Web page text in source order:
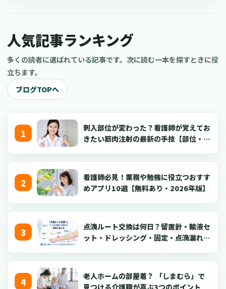
かせるかもしれません 。今回は、喀痰吸引等研修の指導教員にな
人気記事ランキング
多くの読者に選ばれている記事です。次に読む一本を探すときに役
立ちます。
ブログTOPへ
刺入部位が変わった？看護師が覚えてお
きたい筋肉注射の最新の手技【部位・
看護師必見！業務や勉強に役立つおすす
めアプリ10選【無料あり・2026年版】
点滴ルート交換は何日？留置針・輸液セ
ット・ドレッシング・固定・点滴漏れ対
老人ホームの部屋着？ 「しまむら」で